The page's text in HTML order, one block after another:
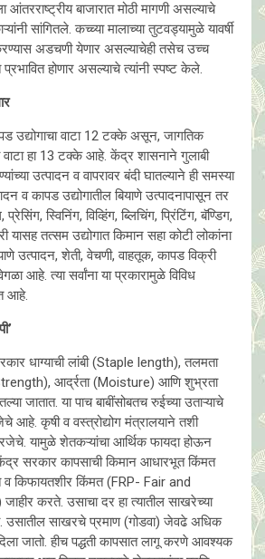
आंतरराष्ट्रीय बाजारात मोठी मागणी असल्याचे
सांगितले. कच्च्या मालाच्या तुटवड्यामुळे यावर्षी
करण्यास अडचणी येणार असल्याचेही तसेच उच्च
प्रभावित होणार असल्याचे त्यांनी स्पष्ट केले.
उद्योगाचा वाटा 12 टक्के असून, जागतिक
वाटा हा 13 टक्के आहे. केंद्र शासनाने गुलाबी
उत्पादन व वापरावर बंदी घातल्याने ही समस्या
व कापड उद्योगातील बियाणे उत्पादनापासून तर
प्रेसिंग, स्विनिंग, विव्हिंग, ब्लिचिंग, प्रिंटिंग, बॅण्डिग,
यासह तत्सम उद्योगात किमान सहा कोटी लोकांना
उत्पादन, शेती, वेचणी, वाहतूक, कापड विक्री
आहे. त्या सर्वांना या प्रकारामुळे विविध
आहे.
धाग्याची लांबी (Staple length), तलमता
आर्द्रता (Moisture) आणि शुभ्रता
जातात. या पाच बाबींसोबतच रुईच्या उताऱ्याचे
आहे. कृषी व वस्त्रोद्योग मंत्रालयाने तशी
यामुळे शेतकऱ्यांचा आर्थिक फायदा होऊन
सरकार कापसाची किमान आधारभूत किंमत
व किफायतशीर किंमत (FRP- Fair and
करते. उसाचा दर हा त्यातील साखरेच्या
उसातील साखरचे प्रमाण (गोडवा) जेवढे अधिक
जातो. हीच पद्धती कापसात लागू करणे आवश्यक